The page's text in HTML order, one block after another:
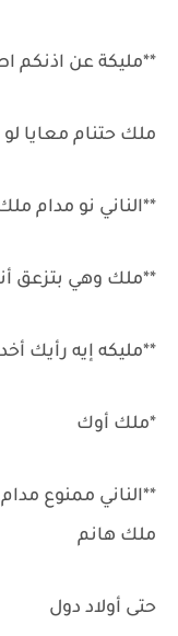
**مليكة عن اذنكم
ملك حتنام معايا
**الناني نو مدام
**ملك وهي بتزعق
**مليكه إيه رأيك
*ملك أوك
**الناني ممنوع
ملك هانم
حتى أولاد دول